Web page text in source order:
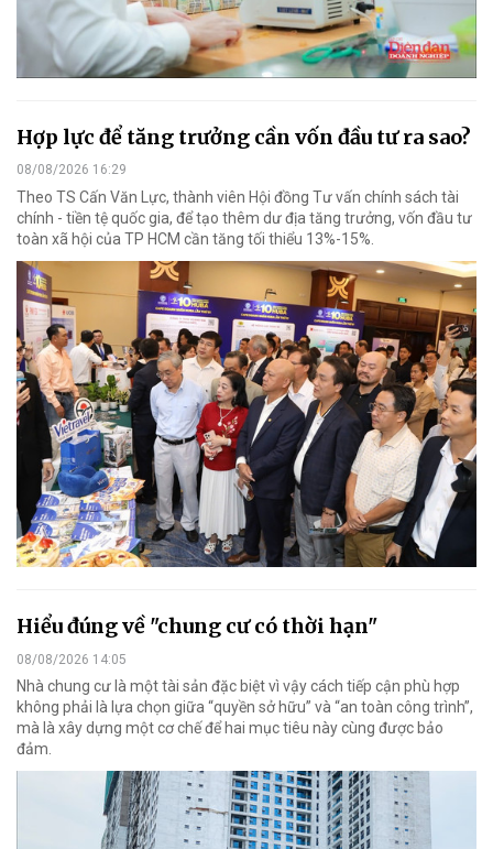
Hợp lực để tăng trưởng cần vốn đầu tư ra sao?
08/08/2026 16:29
Theo TS Cấn Văn Lực, thành viên Hội đồng Tư vấn chính sách tài
chính - tiền tệ quốc gia, để tạo thêm dư địa tăng trưởng, vốn đầu tư
toàn xã hội của TP HCM cần tăng tối thiểu 13%-15%.
Hiểu đúng về "chung cư có thời hạn"
08/08/2026 14:05
Nhà chung cư là một tài sản đặc biệt vì vậy cách tiếp cận phù hợp
không phải là lựa chọn giữa “quyền sở hữu” và “an toàn công trình”,
mà là xây dựng một cơ chế để hai mục tiêu này cùng được bảo
đảm.